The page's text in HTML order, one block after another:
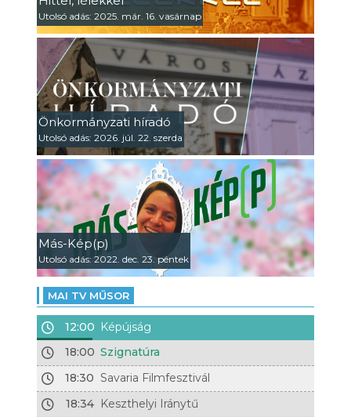
Utolsó adás: 2025. már. 16. vasárnap
Önkormányzati híradó
Utolsó adás: 2026. júl. 22. szerda
Más-Kép(p)
Utolsó adás: 2022. dec. 23. péntek
MAI TV MŰSOR
12:00 Képújság
18:00 Szignatúra
18:30 Savaria Filmfesztivál
18:34 Keszthelyi Iránytű